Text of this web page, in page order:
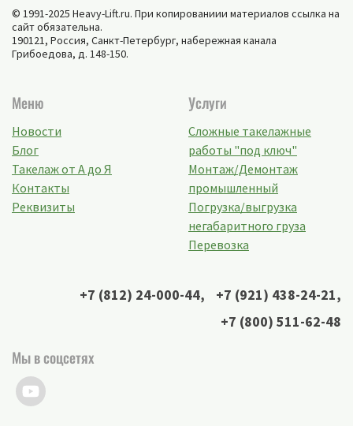
© 1991-2025 Heavy-Lift.ru. При копированиии материалов ссылка на
сайт обязательна.
190121, Россия, Санкт-Петербург, набережная канала
Грибоедова, д. 148-150.
Меню
Новости
Блог
Такелаж от А до Я
Контакты
Реквизиты
Услуги
Сложные такелажные
работы "под ключ"
Монтаж/Демонтаж
промышленный
Погрузка/выгрузка
негабаритного груза
Перевозка
+7 (812) 24-000-44, +7 (921) 438-24-21,
+7 (800) 511-62-48
Мы в соцсетях